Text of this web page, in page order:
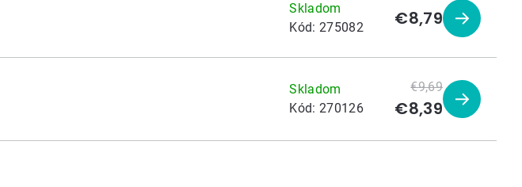
Skladom
Kód:275082 €8,79
Zobraziť
Skladom
Kód:270126
€9,69
€8,39
Zobraziť